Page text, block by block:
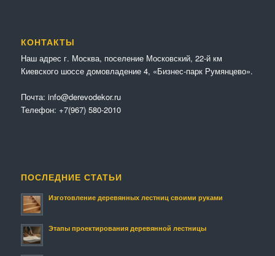
КОНТАКТЫ
Наш адрес г. Москва, поселение Московский, 22-й км
Киевского шоссе домовладение 4, «Бизнес-парк Румянцево».
Почта: info@derevodekor.ru
Телефон: +7(967) 580-2010
ПОСЛЕДНИЕ СТАТЬИ
Изготовление деревянных лестниц своими руками
Этапы проектирования деревянной лестницы